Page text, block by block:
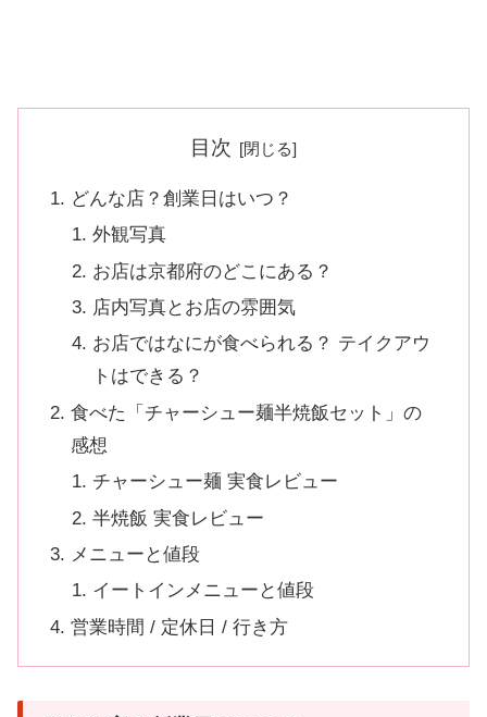
目次
どんな店？創業日はいつ？
外観写真
お店は京都府のどこにある？
店内写真とお店の雰囲気
お店ではなにが食べられる？ テイクアウ
トはできる？
食べた「チャーシュー麺半焼飯セット」の
感想
チャーシュー麺 実食レビュー
半焼飯 実食レビュー
メニューと値段
イートインメニューと値段
営業時間 / 定休日 / 行き方